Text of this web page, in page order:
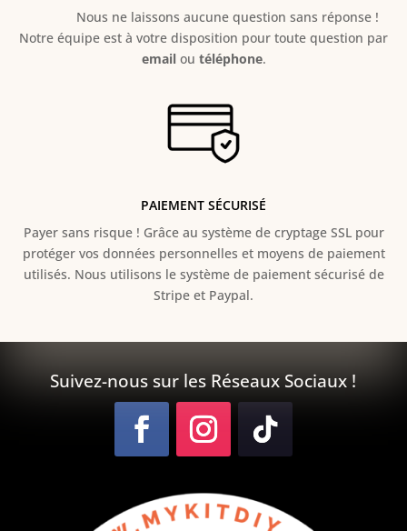
Nous ne laissons aucune question sans réponse !
Notre équipe est à votre disposition pour toute question par
emailou téléphone.
PAIEMENT SÉCURISÉ
Payer sans risque ! Grâce au système de cryptage SSL pour
protéger vos données personnelles et moyens de paiement
utilisés. Nous utilisons le système de paiement sécurisé de
Stripe et Paypal.
Suivez-nous sur les Réseaux Sociaux !